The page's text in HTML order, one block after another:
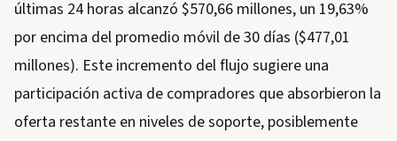
últimas 24 horas alcanzó $570,66 millones, un 19,63%
por encima del promedio móvil de 30 días ($477,01
millones). Este incremento del flujo sugiere una
participación activa de compradores que absorbieron la
oferta restante en niveles de soporte, posiblemente